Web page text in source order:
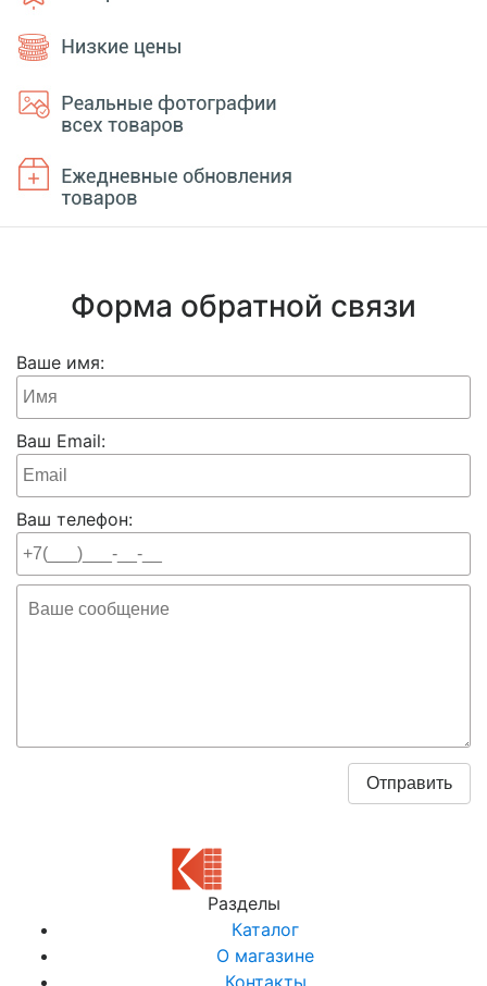
Форма обратной связи
Ваше имя:
Ваш Email:
Ваш телефон:
Разделы
Каталог
О магазине
Контакты